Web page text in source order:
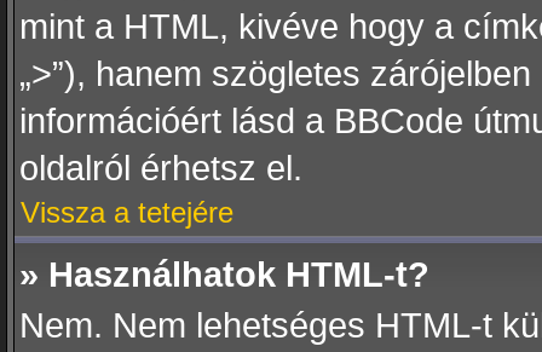
mint a HTML, kivéve hogy a
„>”), hanem szögletes zárójelben
információért lásd a BBCode
oldalról érhetsz el.
Vissza a tetejére
» Használhatok HTML-t?
Nem. Nem lehetséges HTML-t